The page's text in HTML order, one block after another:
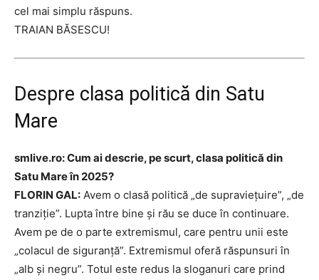
cel mai simplu răspuns.
TRAIAN BĂSESCU!
Despre clasa politică din Satu
Mare
smlive.ro: Cum ai descrie, pe scurt, clasa politică din
Satu Mare în 2025?
FLORIN GAL: Avem o clasă politică „de supraviețuire”, „de
tranziție”. Lupta între bine și rău se duce în continuare.
Avem pe de o parte extremismul, care pentru unii este
„colacul de siguranță”. Extremismul oferă răspunsuri în
„alb și negru”. Totul este redus la sloganuri care prind